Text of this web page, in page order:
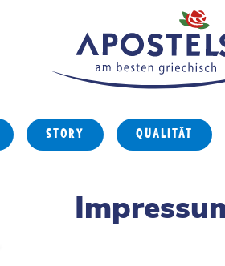
STORY QUALITÄT